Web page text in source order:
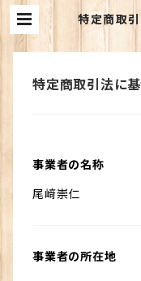
特定商取
特定商取引法に
事業者の名称
尾﨑崇仁
事業者の所在地